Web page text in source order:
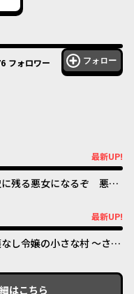
フォロワー フォロー
最新UP!
残る悪女になるぞ 悪役
最新UP!
し令嬢の小さな村 ～さ
はこちら